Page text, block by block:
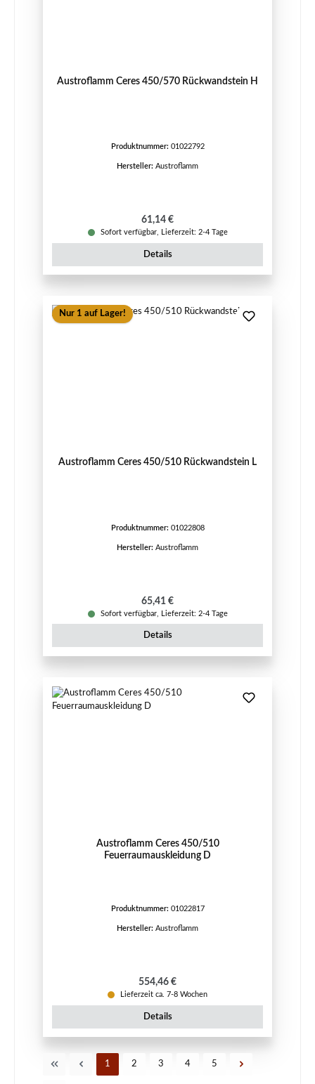
Austroflamm Ceres 450/570 Rückwandstein H
Produktnummer: 01022792
Hersteller: Austroflamm
Regulärer Preis:
61,14 €
Sofort verfügbar, Lieferzeit: 2-4 Tage
Details
Nur 1 auf Lager!
Austroflamm Ceres 450/510 Rückwandstein L
Produktnummer: 01022808
Hersteller: Austroflamm
Regulärer Preis:
65,41 €
Sofort verfügbar, Lieferzeit: 2-4 Tage
Details
Austroflamm Ceres 450/510
Feuerraumauskleidung D
Produktnummer: 01022817
Hersteller: Austroflamm
Regulärer Preis:
554,46 €
Lieferzeit ca. 7-8 Wochen
Details
Seite
1 Seite
2 Seite
3 Seite
4 Seite
5